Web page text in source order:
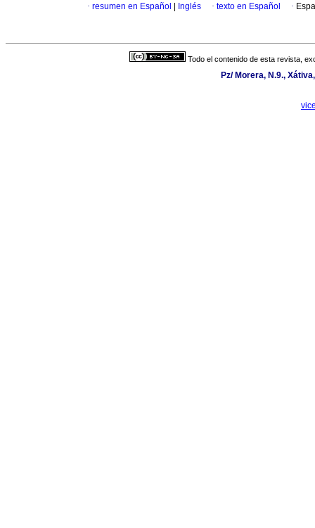
· resumen en Español Inglés · texto en Español ·
Todo el contenido de esta revista,
Pz/ Morera, N.9.,